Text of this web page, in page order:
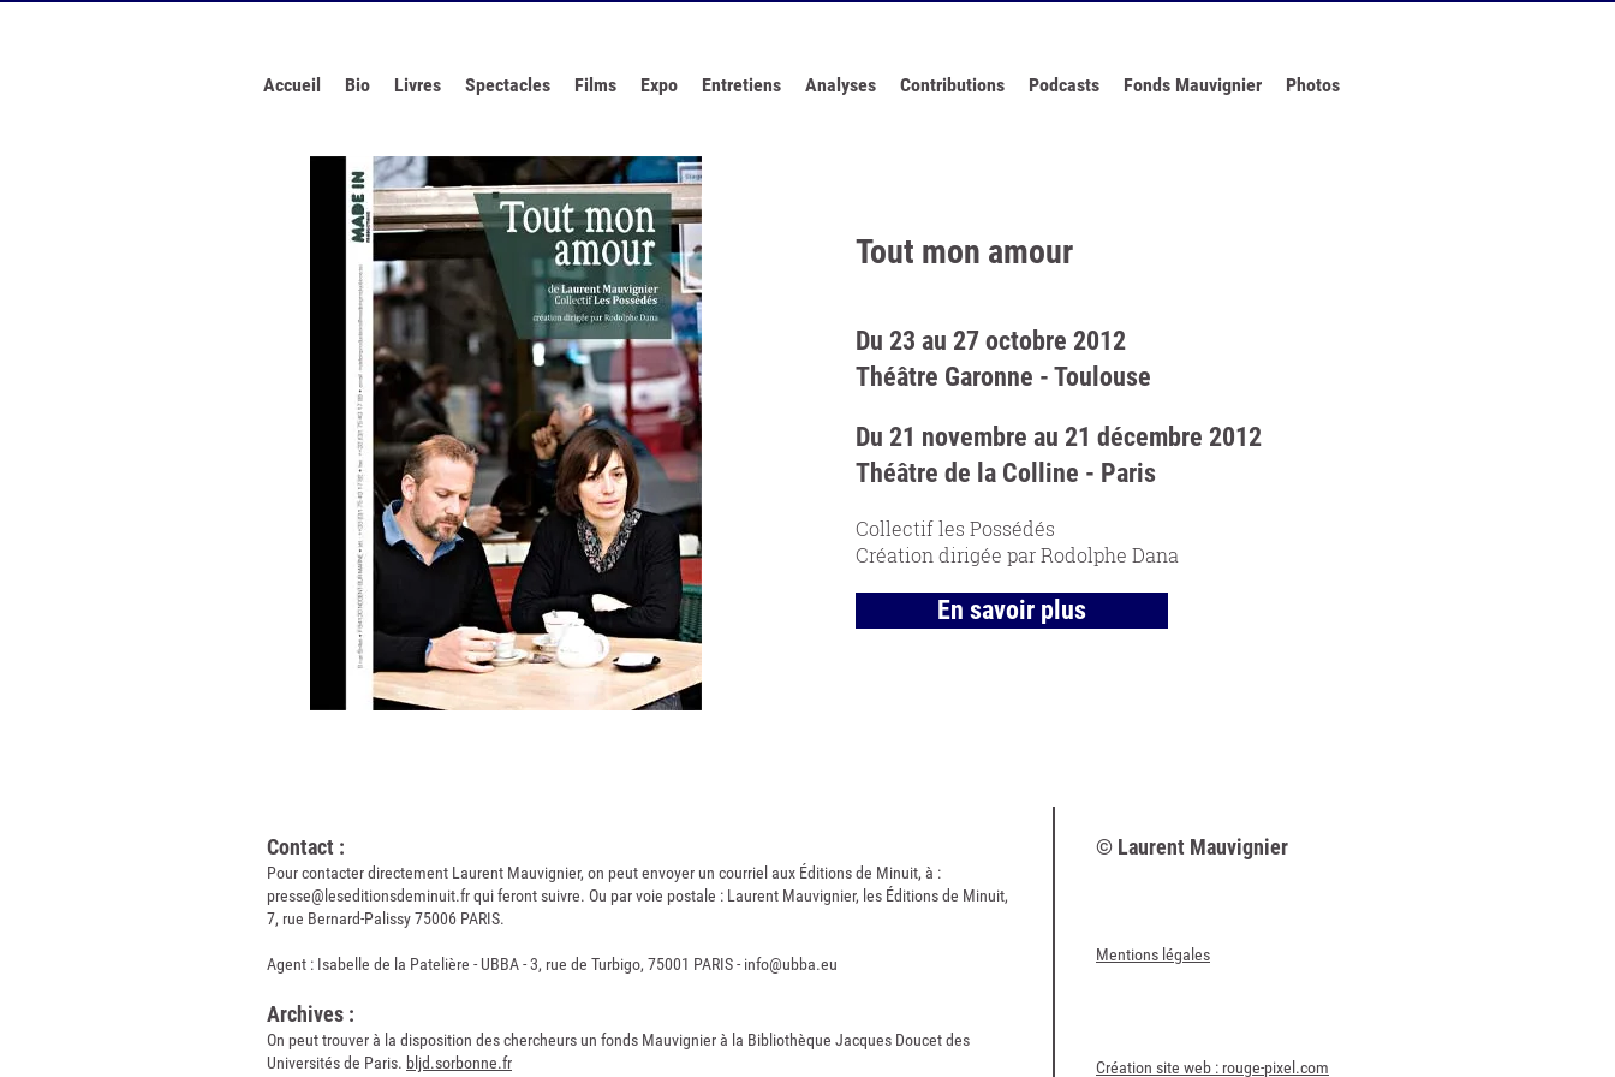
Accueil Bio Livres Spectacles Films Expo Entretiens Analyses Contributions Podcasts Fonds Mauvignier Photos
Tout mon amour
Du 23 au 27 octobre 2012
Théâtre Garonne - Toulouse
Du 21 novembre au 21 décembre 2012
Théâtre de la Colline - Paris
Collectif les Possédés
Création dirigée par Rodolphe Dana
En savoir plus
Contact :
Pour contacter directement Laurent Mauvignier, on peut envoyer un courriel aux Éditions de Minuit, à :
presse@leseditionsdeminuit.frqui feront suivre. Ou par voie postale : Laurent Mauvignier, les Éditions de Minuit,
7, rue Bernard-Palissy 75006 PARIS.
Agent : Isabelle de la Patelière - UBBA - 3, rue de Turbigo, 75001 PARIS -info@ubba.eu
Archives :
On peut trouver à la disposition des chercheurs un fonds Mauvignier à la Bibliothèque Jacques Doucet des
Universités de Paris. bljd.sorbonne.fr
© Laurent Mauvignier
Mentions légales
Création site web : rouge-pixel.com